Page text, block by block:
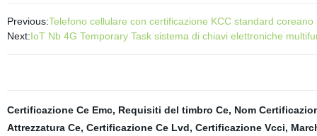
Previous:Telefono cellulare con certificazione KCC standard coreano
Next:IoT Nb 4G Temporary Task sistema di chiavi elettroniche
Certificazione Ce Emc, Requisiti del timbro Ce, Nom
Attrezzatura Ce, Certificazione Ce Lvd, Certificazione Vcci,